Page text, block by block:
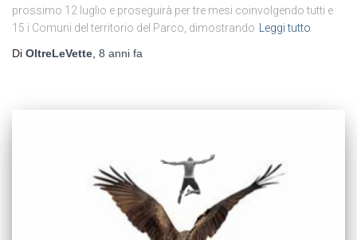
prossimo 12 luglio e proseguirà per tre mesi coinvolgendo tutti e
15 i Comuni del territorio del Parco, dimostrando
Leggi tutto
Di OltreLeVette 8 anni fa